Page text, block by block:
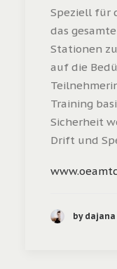
Speziell für
das
Stationen
auf die
Training
Sicherheit
Drift und
by dajana